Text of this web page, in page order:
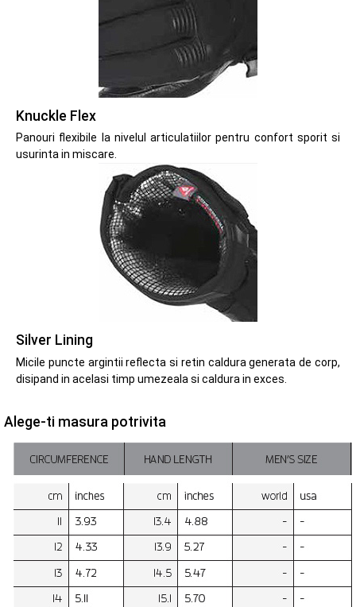
Knuckle Flex
Panouri flexibile la nivelul articulatiilor pentru confort sporit si
usurinta in miscare.
Silver Lining
Micile puncte argintii reflecta si retin caldura generata de corp,
disipand in acelasi timp umezeala si caldura in exces.
Alege-ti masura potrivita